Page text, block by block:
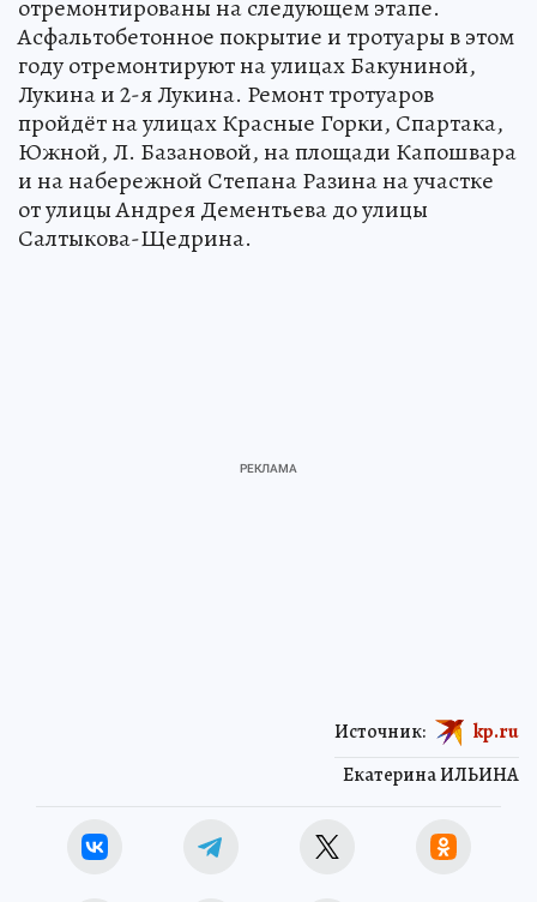
отремонтированы на следующем этапе.
Асфальтобетонное покрытие и тротуары в этом
году отремонтируют на улицах Бакуниной,
Лукина и 2-я Лукина. Ремонт тротуаров
пройдёт на улицах Красные Горки, Спартака,
Южной, Л. Базановой, на площади Капошвара
и на набережной Степана Разина на участке
от улицы Андрея Дементьева до улицы
Салтыкова-Щедрина.
Екатерина ИЛЬИНА
Источник: kp.ru